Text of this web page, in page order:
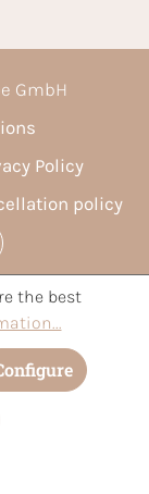
GmbH
Policy
policy
delivery
the best